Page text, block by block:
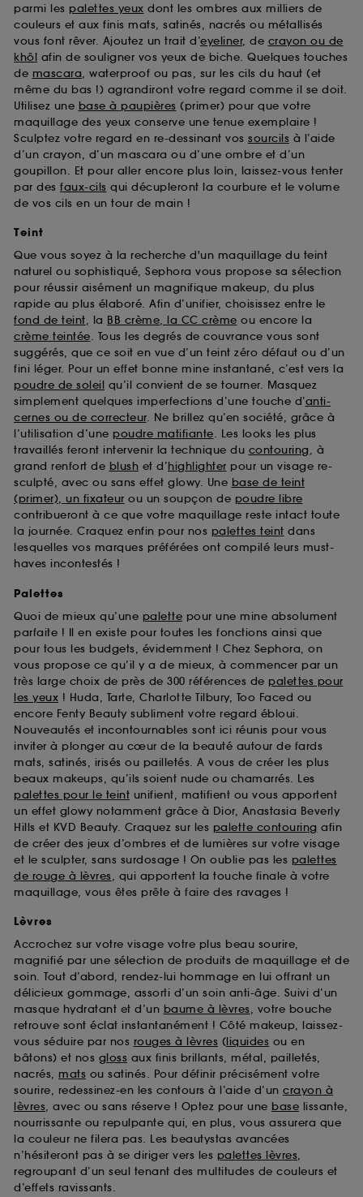
parmi les palettes yeux dont les ombres aux milliers de
couleurs et aux finis mats, satinés, nacrés ou métallisés
vous font rêver. Ajoutez un trait d’eyeliner, de crayon ou de
khôl afin de souligner vos yeux de biche. Quelques touches
de mascara, waterproof ou pas, sur les cils du haut (et
même du bas !) agrandiront votre regard comme il se doit.
Utilisez une base à paupières (primer) pour que votre
maquillage des yeux conserve une tenue exemplaire !
Sculptez votre regard en re-dessinant vos sourcils à l’aide
d’un crayon, d’un mascara ou d’une ombre et d’un
goupillon. Et pour aller encore plus loin, laissez-vous tenter
par des faux-cils qui décupleront la courbure et le volume
de vos cils en un tour de main !
Teint
Que vous soyez à la recherche d'un maquillage du teint
naturel ou sophistiqué, Sephora vous propose sa sélection
pour réussir aisément un magnifique makeup, du plus
rapide au plus élaboré. Afin d’unifier, choisissez entre le
fond de teint, la BB crème, la CC crème ou encore la
crème teintée. Tous les degrés de couvrance vous sont
suggérés, que ce soit en vue d’un teint zéro défaut ou d’un
fini léger. Pour un effet bonne mine instantané, c’est vers la
poudre de soleil qu’il convient de se tourner. Masquez
simplement quelques imperfections d’une touche d’anti-
cernes ou de correcteur. Ne brillez qu’en société, grâce à
l’utilisation d’une poudre matifiante. Les looks les plus
travaillés feront intervenir la technique du contouring, à
grand renfort de blush et d’highlighter pour un visage re-
sculpté, avec ou sans effet glowy. Une base de teint
(primer), un fixateur ou un soupçon de poudre libre
contribueront à ce que votre maquillage reste intact toute
la journée. Craquez enfin pour nos palettes teint dans
lesquelles vos marques préférées ont compilé leurs must-
haves incontestés !
Palettes
Quoi de mieux qu’une palette pour une mine absolument
parfaite ! Il en existe pour toutes les fonctions ainsi que
pour tous les budgets, évidemment ! Chez Sephora, on
vous propose ce qu’il y a de mieux, à commencer par un
très large choix de près de 300 références de palettes pour
les yeux ! Huda, Tarte, Charlotte Tilbury, Too Faced ou
encore Fenty Beauty subliment votre regard ébloui.
Nouveautés et incontournables sont ici réunis pour vous
inviter à plonger au cœur de la beauté autour de fards
mats, satinés, irisés ou pailletés. A vous de créer les plus
beaux makeups, qu’ils soient nude ou chamarrés. Les
palettes pour le teint unifient, matifient ou vous apportent
un effet glowy notamment grâce à Dior, Anastasia Beverly
Hills et KVD Beauty. Craquez sur les palette contouring afin
de créer des jeux d’ombres et de lumières sur votre visage
et le sculpter, sans surdosage ! On oublie pas les palettes
de rouge à lèvres, qui apportent la touche finale à votre
maquillage, vous êtes prête à faire des ravages !
Lèvres
Accrochez sur votre visage votre plus beau sourire,
magnifié par une sélection de produits de maquillage et de
soin. Tout d’abord, rendez-lui hommage en lui offrant un
délicieux gommage, assorti d’un soin anti-âge. Suivi d’un
masque hydratant et d’un baume à lèvres, votre bouche
retrouve sont éclat instantanément ! Côté makeup, laissez-
vous séduire par nos rouges à lèvres (liquides ou en
bâtons) et nos gloss aux finis brillants, métal, pailletés,
nacrés, mats ou satinés. Pour définir précisément votre
sourire, redessinez-en les contours à l’aide d’un crayon à
lèvres, avec ou sans réserve ! Optez pour une base lissante,
nourrissante ou repulpante qui, en plus, vous assurera que
la couleur ne filera pas. Les beautystas avancées
n’hésiteront pas à se diriger vers les palettes lèvres,
regroupant d’un seul tenant des multitudes de couleurs et
d’effets ravissants.